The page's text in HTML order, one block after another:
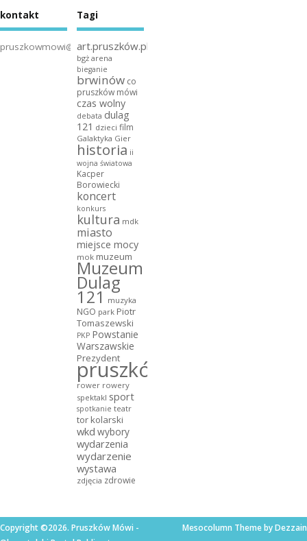
kontakt
pruszkowmowi@gmail.com
Tagi
art.pruszków.pl
bgż arena
bieganie
brwinów co
pruszków mówi
czas wolny
debata dulag
121 dzieci film
Galaktyka Gier
historia ii
wojna światowa
Kacper
Borowiecki
koncert
konkurs
kultura mdk
miasto
miejsce mocy
mok muzeum
Muzeum
Dulag
121 muzyka
NGO park Piotr
Tomaszewski
PKP Powstanie
Warszawskie
Prezydent
pruszków
rower rowery
spektakl sport
spotkanie teatr
tor kolarski
wkd wybory
wydarzenia
wydarzenie
wystawa
zdjęcia zdrowie
Copyright ©2026. Pruszków Mówi -
Mesocolumn Theme by Dezzain